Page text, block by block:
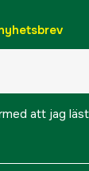
att jag